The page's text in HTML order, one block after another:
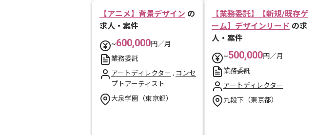
【アニメ】背景デザイン の
求人・案件
~600,000円／月
業務委託
アートディレクター , コンセ
プトアーティスト
大泉学園（東京都）
【業務委託】【新規/既存ゲ
ーム】デザインリード の求
人・案件
~500,000円／月
業務委託
アートディレクター
九段下（東京都）